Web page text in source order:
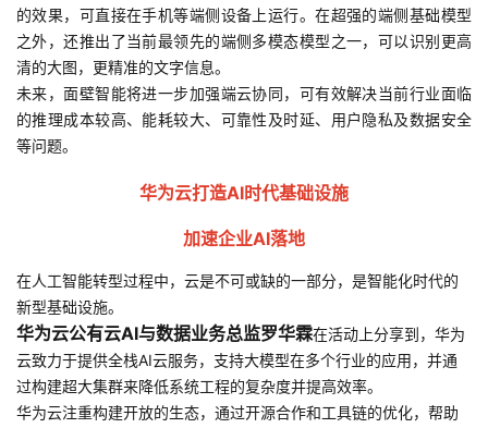
的效果，可直接在手机等端侧设备上运行。在超强的端侧基础模型
之外，还推出了当前最领先的端侧多模态模型之一，可以识别更高
清的大图，更精准的文字信息。
未来，面壁智能将进一步加强端云协同，可有效解决当前行业面临
的推理成本较高、能耗较大、可靠性及时延、用户隐私及数据安全
等问题。
华为云打造AI时代基础设施
加速企业AI落地
在人工智能转型过程中，云是不可或缺的一部分，是智能化时代的
新型基础设施。
华为云公有云AI与数据业务总监罗华霖在活动上分享到，华为
云致力于提供全栈AI云服务，支持大模型在多个行业的应用，并通
过构建超大集群来降低系统工程的复杂度并提高效率。
华为云注重构建开放的生态，通过开源合作和工具链的优化，帮助